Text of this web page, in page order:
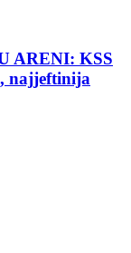
ARENI: KSS
najjeftinija